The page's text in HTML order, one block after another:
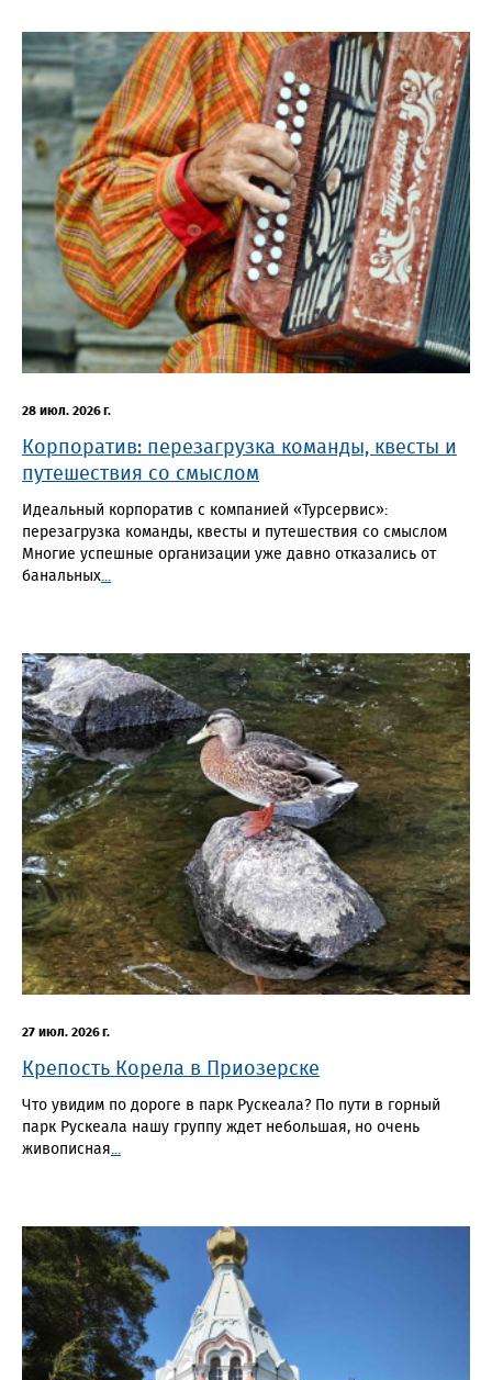
28 июл. 2026 г.
Корпоратив: перезагрузка команды, квесты и
путешествия со смыслом
Идеальный корпоратив с компанией «Турсервис»:
перезагрузка команды, квесты и путешествия со смыслом
Многие успешные организации уже давно отказались от
банальных...
27 июл. 2026 г.
Крепость Корела в Приозерске
Что увидим по дороге в парк Рускеала? По пути в горный
парк Рускеала нашу группу ждет небольшая, но очень
живописная...